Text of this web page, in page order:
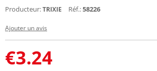
Producteur:TRIXIE Réf.:58226
Ajouter un avis
€3.24